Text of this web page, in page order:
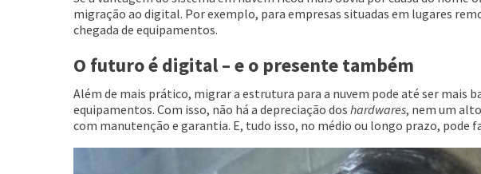
migração ao digital. Por exemplo, para empresas situadas em lugares
chegada de equipamentos.
O futuro é digital – e o presente também
Além de mais prático, migrar a estrutura para a nuvem pode até ser mais
equipamentos. Com isso, não há a depreciação dos hardwares, nem um
com manutenção e garantia. E, tudo isso, no médio ou longo prazo, pode